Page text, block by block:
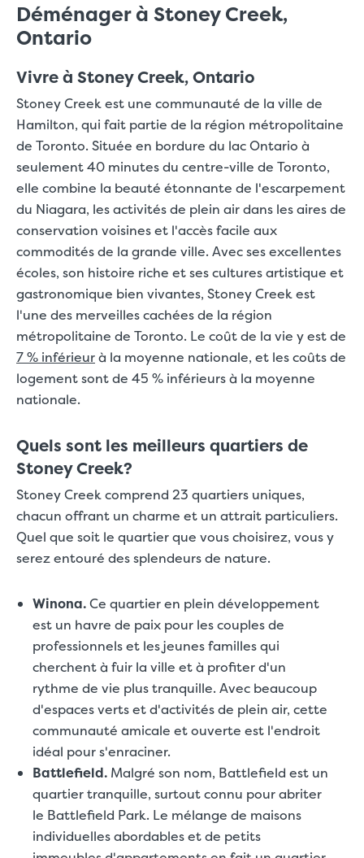
Déménager à Stoney Creek,
Ontario
Vivre à Stoney Creek, Ontario
Stoney Creek est une communauté de la ville de
Hamilton, qui fait partie de la région métropolitaine
de Toronto. Située en bordure du lac Ontario à
seulement 40 minutes du centre-ville de Toronto,
elle combine la beauté étonnante de l'escarpement
du Niagara, les activités de plein air dans les aires de
conservation voisines et l'accès facile aux
commodités de la grande ville. Avec ses excellentes
écoles, son histoire riche et ses cultures artistique et
gastronomique bien vivantes, Stoney Creek est
l'une des merveilles cachées de la région
métropolitaine de Toronto. Le coût de la vie y est de
7 % inférieurà la moyenne nationale, et les coûts de
logement sont de 45 % inférieurs à la moyenne
nationale.
Quels sont les meilleurs quartiers de
Stoney Creek?
Stoney Creek comprend 23 quartiers uniques,
chacun offrant un charme et un attrait particuliers.
Quel que soit le quartier que vous choisirez, vous y
serez entouré des splendeurs de nature.
Winona.Ce quartier en plein développement
est un havre de paix pour les couples de
professionnels et les jeunes familles qui
cherchent à fuir la ville et à profiter d'un
rythme de vie plus tranquille. Avec beaucoup
d'espaces verts et d'activités de plein air, cette
communauté amicale et ouverte est l'endroit
idéal pour s'enraciner.
Battlefield. Malgré son nom, Battlefield est un
quartier tranquille, surtout connu pour abriter
le Battlefield Park. Le mélange de maisons
individuelles abordables et de petits